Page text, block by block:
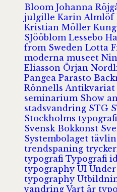
Bloom Johanna
julgille Karin Almlöf
Kristian Möller
SJööblom Lessebo
from Sweden Lotta
moderna museet
Eliasson Örjan
Pangea Parasto
Rönnells Antikvariat
seminarium Show
stadsvandring STG
Stockholms
Svensk Bokkonst
Systembolaget
trendspaning
typografi Typografi
typography UI
typography
vandring Vart är